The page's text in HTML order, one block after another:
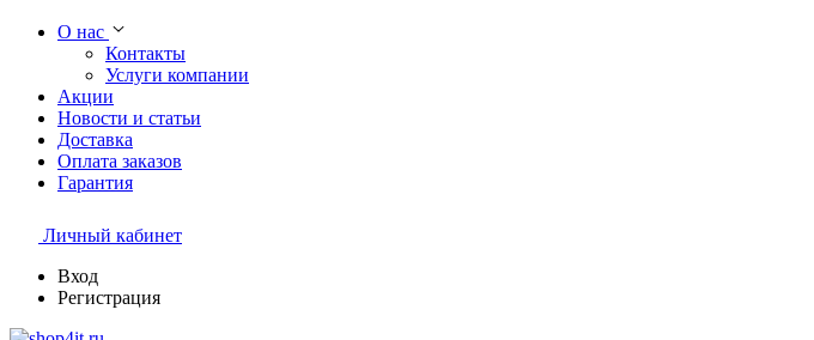
О нас
Контакты
Услуги компании
Акции
Новости и статьи
Доставка
Оплата заказов
Гарантия
Личный кабинет
Вход
Регистрация